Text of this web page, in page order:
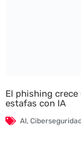
El phishing crece
estafas con IA
AI,